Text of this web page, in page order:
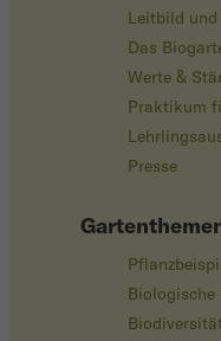
Leitbild
Das
Werte &
Praktikum
Presse
Biologische